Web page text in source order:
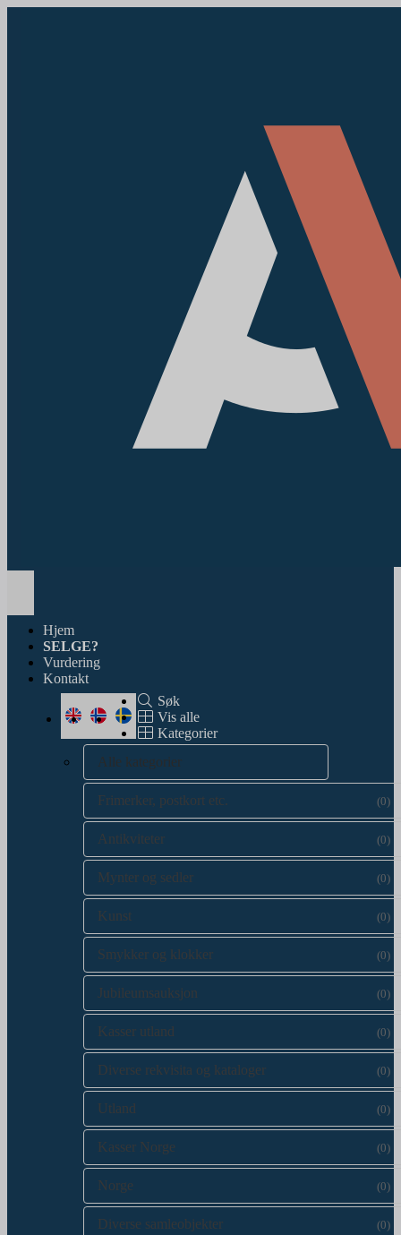
navigation
Hjem
SELGE?
Vurdering
Kontakt
Søk
Vis alle
Kategorier
Alle kategorier
Frimerker, postkort etc. (0)
Antikviteter (0)
Mynter og sedler (0)
Kunst (0)
Smykker og klokker (0)
Jubileumsauksjon (0)
Kasser utland (0)
Diverse rekvisita og kataloger (0)
Utland (0)
Kasser Norge (0)
Norge (0)
Diverse samleobjekter (0)